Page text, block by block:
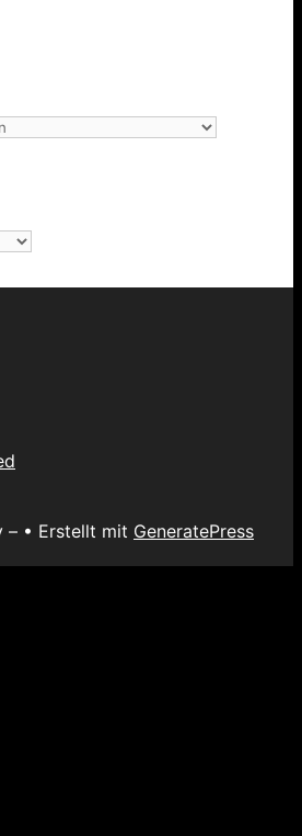
– • Erstellt mit GeneratePress